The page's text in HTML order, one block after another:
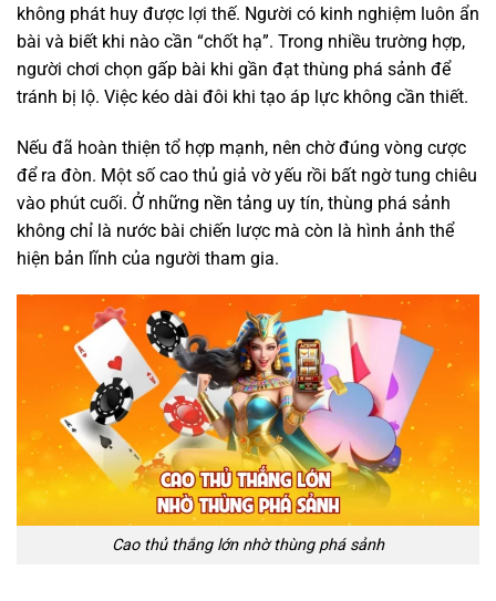
không phát huy được lợi thế. Người có kinh nghiệm luôn ẩn
bài và biết khi nào cần “chốt hạ”. Trong nhiều trường hợp,
người chơi chọn gấp bài khi gần đạt thùng phá sảnh để
tránh bị lộ. Việc kéo dài đôi khi tạo áp lực không cần thiết.
Nếu đã hoàn thiện tổ hợp mạnh, nên chờ đúng vòng cược
để ra đòn. Một số cao thủ giả vờ yếu rồi bất ngờ tung chiêu
vào phút cuối. Ở những nền tảng uy tín, thùng phá sảnh
không chỉ là nước bài chiến lược mà còn là hình ảnh thể
hiện bản lĩnh của người tham gia.
Cao thủ thắng lớn nhờ thùng phá sảnh